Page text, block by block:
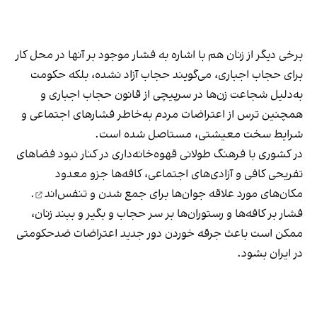
برخی دیگر از زنان هم با اشاره به فشار موجود بر آنها در محل کار
برای حجاب اجباری، می‌گویند حجاب آزاد نشده، بلکه حکومت
به‌دلیل شجاعت زن‌ها در سرپیچی از قانون حجاب اجباری و
همچنین ترس از اعتراضات مردم به‌خاطر فشارهای اجتماعی و
شرایط سخت معیشتی، مستاصل شده است.
در کشوری با فرهنگ طولانی قهوه‌‌خانه‌داری در کنار نبود فضاهای
تفریحی کافی و آزادی‌های اجتماعی، کافه‌ها جزو معدود
مکان‌های مورد علاقه جوان‌ها برای جمع شدن و تنفس‌اند
.
فشار بر کافه‌ها و رستوران‌ها بر سر حجاب و بگیر و ببند زنان،
ممکن است باعث جرقه خوردن دور جدید اعتراضات ضدحکومتی
در ایران بشود.